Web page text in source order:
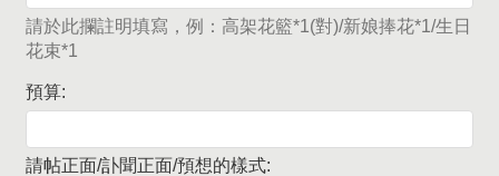
請於此攔註明填寫，例：高架花籃*1(對)/新娘捧花*1/生日
花束*1
預算:
請帖正面/訃聞正面/預想的樣式: